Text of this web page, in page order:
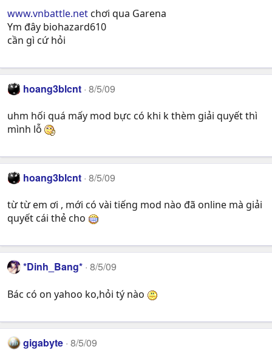
www.vnbattle.netchơi qua Garena
Ym đây biohazard610
cần gì cứ hỏi
hoang3blcnt 8/5/09
uhm hối quá mấy mod bực có khi k thèm giải quyết thì
mình lỗ
hoang3blcnt 8/5/09
từ từ em ơi , mới có vài tiếng mod nào đã online mà giải
quyết cái thẻ cho
*Dinh_Bang* 8/5/09
Bác có on yahoo ko,hỏi tý nào
gigabyte 8/5/09